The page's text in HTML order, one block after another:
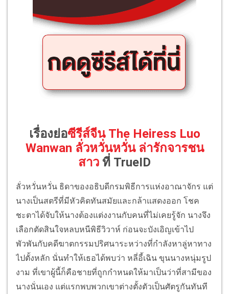
เรื่องย่อซีรีส์จีน The Heiress Luo
Wanwan ลั่วหวั่นหวั่น ล่ารักจารชน
สาว ที่ TrueID
ลั่วหวั่นหวั่น ธิดาของอธิบดีกรมพิธีการแห่งอาณาจักร แต่
นางเป็นสตรีที่มีหัวคิดทันสมัยและกล้าแสดงออก โชค
ชะตาได้จับให้นางต้องแต่งงานกับคนที่ไม่เคยรู้จัก นางจึง
เลือกตัดสินใจหลบหนีพิธีวิวาห์ ก่อนจะบังเอิญเข้าไป
พัวพันกับคดีฆาตกรรมปริศนาระหว่างที่กำลังหาลู่หาทาง
ไปตั้งหลัก นั่นทำให้เธอได้พบว่า หลี่อี้เฉิน ขุนนางหนุ่มรูป
งาม ที่เขาผู้นี้ก็คือชายที่ถูกกำหนดให้มาเป็นว่าที่สามีของ
นางนั่นเอง แต่แรกพบพวกเขาต่างตั้งตัวเป็นศัตรูกันทันที